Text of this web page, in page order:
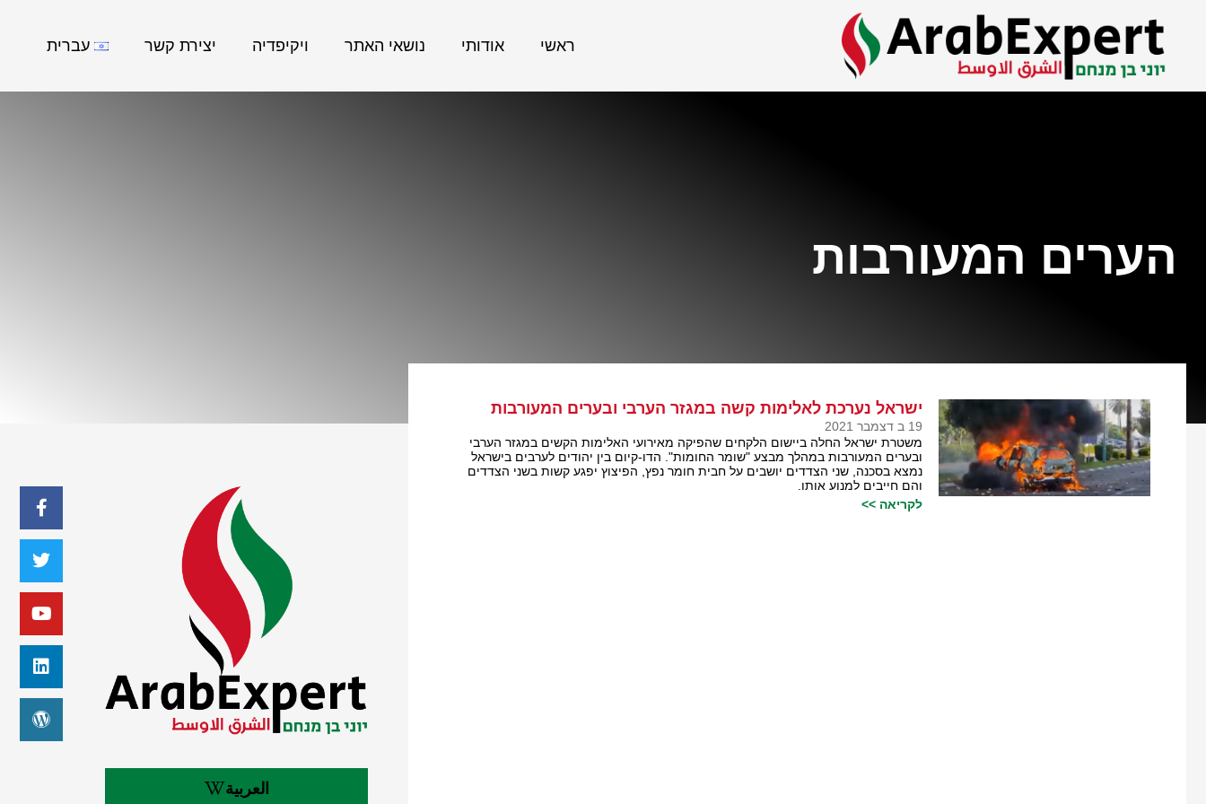
ראשי אודותי נושאי האתר ויקיפדיה יצירת קשר עברית
הערים המעורבות
ישראל נערכת לאלימות קשה במגזר הערבי ובערים המעורבות
19 ב דצמבר 2021
משטרת ישראל החלה ביישום הלקחים שהפיקה מאירועי האלימות הקשים במגזר הערבי
ובערים המעורבות במהלך מבצע "שומר החומות". הדו-קיום בין יהודים לערבים בישראל
נמצא בסכנה, שני הצדדים יושבים על חבית חומר נפץ, הפיצוץ יפגע קשות בשני הצדדים
והם חייבים למנוע אותו.
לקריאה >>
العربية